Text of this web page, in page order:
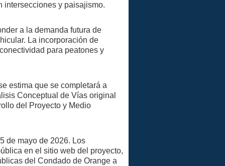
intersecciones y paisajismo.
a la demanda futura de
La incorporación de
para peatones y
estima que se completará a
Conceptual de Vías original
del Proyecto y Medio
de mayo de 2026. Los
en el sitio web del proyecto,
del Condado de Orange a